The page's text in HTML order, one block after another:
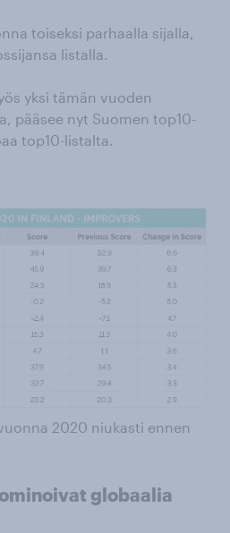
toiseksi parhaalla sijalla,
listalla.
yksi tämän vuoden
pääsee nyt Suomen top10-
top10-listalta.
2020 niukasti ennen
globaalia